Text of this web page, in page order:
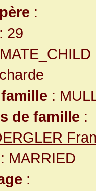
:
: 29
:
de famille :
: MARRIED
: